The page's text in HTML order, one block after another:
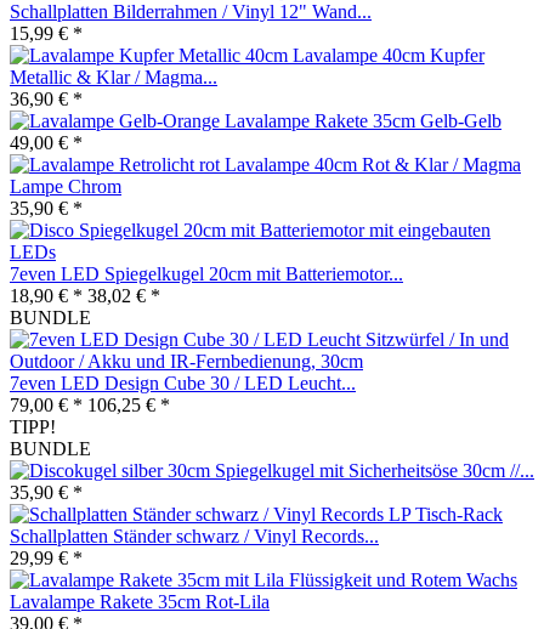
Schallplatten Bilderrahmen / Vinyl 12" Wand...
15,99 € *
Lavalampe 40cm Kupfer
Metallic & Klar / Magma...
36,90 € *
Lavalampe Rakete 35cm Gelb-Gelb
49,00 € *
Lavalampe 40cm Rot & Klar / Magma
Lampe Chrom
35,90 € *
7even LED Spiegelkugel 20cm mit Batteriemotor...
18,90 € * 38,02 € *
BUNDLE
7even LED Design Cube 30 / LED Leucht...
79,00 € * 106,25 € *
TIPP!
BUNDLE
Spiegelkugel mit Sicherheitsöse 30cm //...
35,90 € *
Schallplatten Ständer schwarz / Vinyl Records...
29,99 € *
Lavalampe Rakete 35cm Rot-Lila
39,00 € *